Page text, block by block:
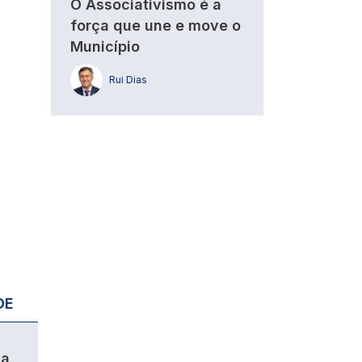
O Associativismo é a
força que une e move o
Município
Rui Dias